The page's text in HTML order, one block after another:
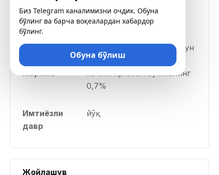
Кредит
муддати
30 кундан 90 кунгача
Кечиктирилган кечиктирилган ҳар бир кун
учун ҳар куни
кечиктирилган сумманинг
0,7%
Имтиёзли
давр
йўқ
Жойлашув
Биз Telegram каналимизни очдик. Обуна
бўлинг ва барча воқеалардан хабардор
бўлинг.
Обуна бўлиш